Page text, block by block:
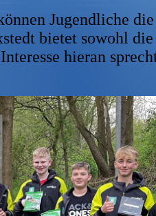
Jugendliche die
bietet sowohl
hieran